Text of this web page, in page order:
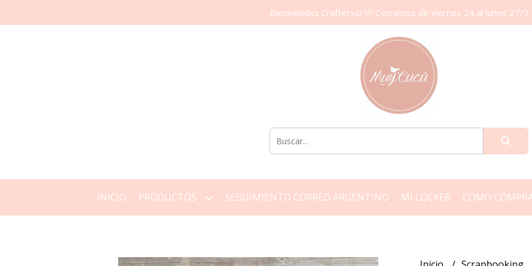
Bienvenidxs Crafterxs! 🩷 Cerramos de viernes 24 al lunes 27/7
INICIO PRODUCTOS SEGUIMIENTO CORREO ARGENTINO MI LOCKER COMO